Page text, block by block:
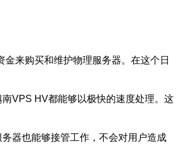
来购买和维护物理服务器。在这个日
VPS HV都能够以极快的速度处理。这
器也能够接管工作，不会对用户造成